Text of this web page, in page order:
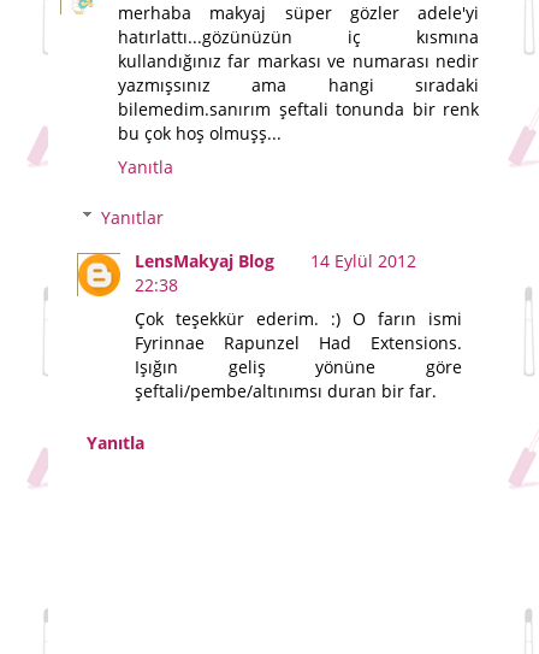
merhaba makyaj süper gözler adele'yi
hatırlattı...gözünüzün iç kısmına
kullandığınız far markası ve numarası nedir
yazmışsınız ama hangi sıradaki
bilemedim.sanırım şeftali tonunda bir renk
bu çok hoş olmuşş...
Yanıtla
Yanıtlar
LensMakyaj Blog
14 Eylül 2012
22:38
Çok teşekkür ederim. :) O farın ismi
Fyrinnae Rapunzel Had Extensions.
Işığın geliş yönüne göre
şeftali/pembe/altınımsı duran bir far.
Yanıtla